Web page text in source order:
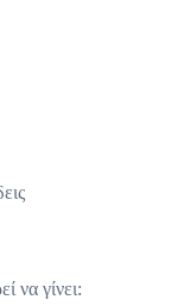
να γίνει: